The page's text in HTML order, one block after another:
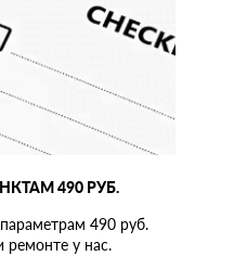
490 РУБ.
490 руб.
у нас.